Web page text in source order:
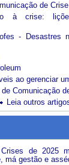
de Crise
à crise:
-
Desastres
ao gerenciar
Comunicação
Leia outros
de 2025
má gestão e